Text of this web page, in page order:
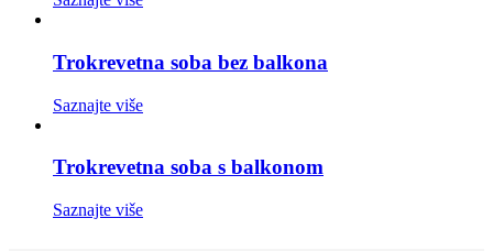
Trokrevetna soba bez balkona
Saznajte više
Trokrevetna soba s balkonom
Saznajte više